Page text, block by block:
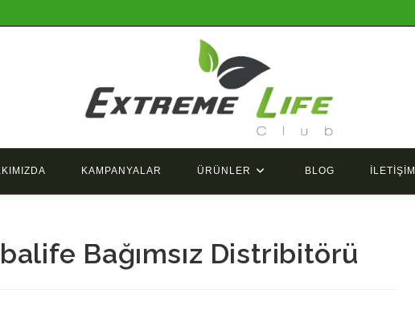
KAMPANYALAR ÜRÜNLER BLOG İLETİŞİM
Bağımsız Distribitörü